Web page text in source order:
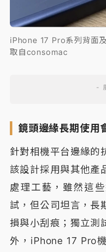
iPhone 17 Pro系列背面
取自consomac
鏡頭邊緣長期使用
針對相機平台邊緣的
該設計採用與其他產
處理工藝，雖然這
試，但公司坦言，長
損與小刮痕；獨立測
外，iPhone 17 Pro